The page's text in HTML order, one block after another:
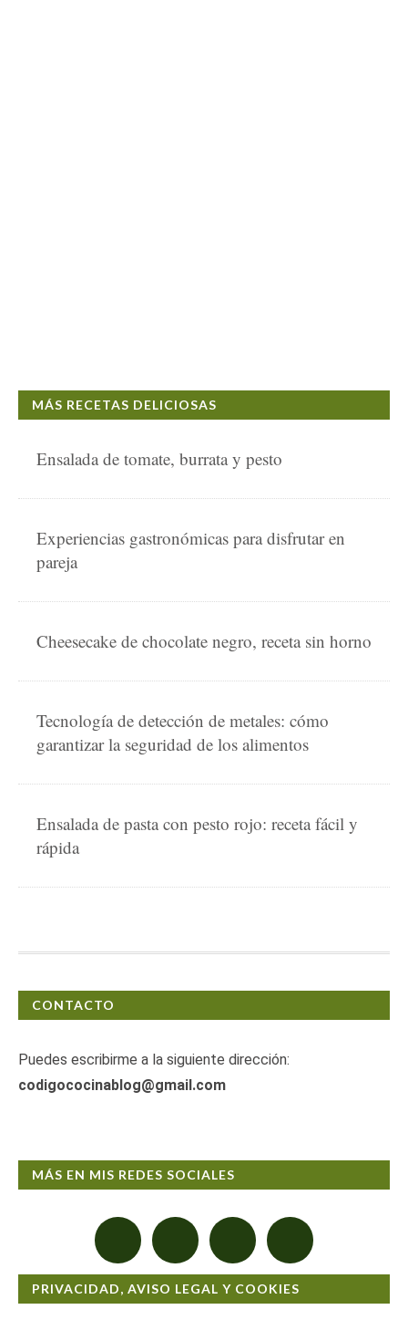
MÁS RECETAS DELICIOSAS
Ensalada de tomate, burrata y pesto
Experiencias gastronómicas para disfrutar en
pareja
Cheesecake de chocolate negro, receta sin horno
Tecnología de detección de metales: cómo
garantizar la seguridad de los alimentos
Ensalada de pasta con pesto rojo: receta fácil y
rápida
CONTACTO
Puedes escribirme a la siguiente dirección:
codigococinablog@gmail.com
MÁS EN MIS REDES SOCIALES
PRIVACIDAD, AVISO LEGAL Y COOKIES